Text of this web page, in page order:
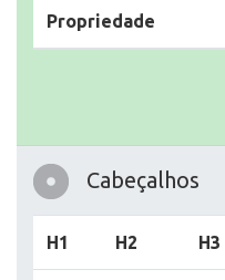
Propriedade
Cabeçalhos
H1 H2 H3